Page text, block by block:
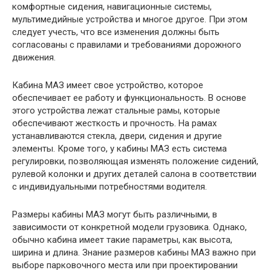
комфортные сидения, навигационные системы,
мультимедийные устройства и многое другое. При этом
следует учесть, что все изменения должны быть
согласованы с правилами и требованиями дорожного
движения.
Кабина МАЗ имеет свое устройство, которое
обеспечивает ее работу и функциональность. В основе
этого устройства лежат стальные рамы, которые
обеспечивают жесткость и прочность. На рамах
устанавливаются стекла, двери, сидения и другие
элементы. Кроме того, у кабины МАЗ есть система
регулировки, позволяющая изменять положение сидений,
рулевой колонки и других деталей салона в соответствии
с индивидуальными потребностями водителя.
Размеры кабины МАЗ могут быть различными, в
зависимости от конкретной модели грузовика. Однако,
обычно кабина имеет такие параметры, как высота,
ширина и длина. Знание размеров кабины МАЗ важно при
выборе парковочного места или при проектировании